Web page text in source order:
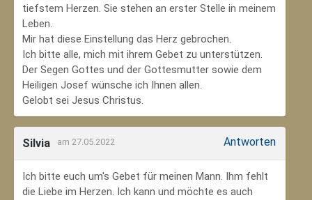
tiefstem Herzen. Sie stehen an erster Stelle in meinem
Leben.
Mir hat diese Einstellung das Herz gebrochen.
Ich bitte alle, mich mit ihrem Gebet zu unterstützen.
Der Segen Gottes und der Gottesmutter sowie dem
Heiligen Josef wünsche ich Ihnen allen.
Gelobt sei Jesus Christus.
Silvia am 27.05.2022 Antworten
Ich bitte euch um's Gebet für meinen Mann. Ihm fehlt
die Liebe im Herzen. Ich kann und möchte es auch